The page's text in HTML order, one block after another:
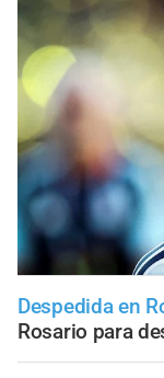
Despedida en
Rosario para